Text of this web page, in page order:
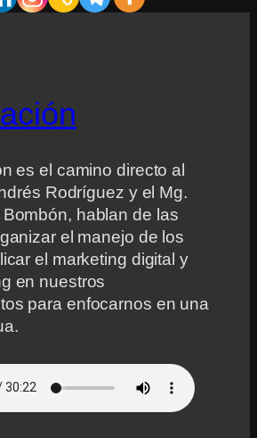
es el camino directo al
Rodríguez y el Mg.
hablan de las
el manejo de los
el marketing digital y
en nuestros
para enfocarnos en una